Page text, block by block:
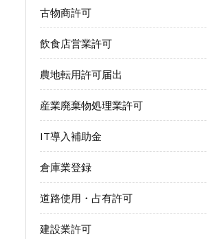
古物商許可
飲食店営業許可
農地転用許可届出
産業廃棄物処理業許可
IT導入補助金
倉庫業登録
道路使用・占有許可
建設業許可